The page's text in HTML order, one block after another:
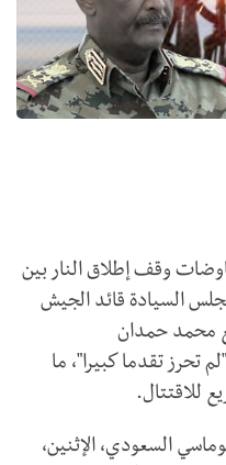
وقف إطلاق النار بين
السيادة قائد الجيش
محمد حمدان
تحرز تقدما كبيرا"، ما
للاقتتال.
السعودي، الإثنين،